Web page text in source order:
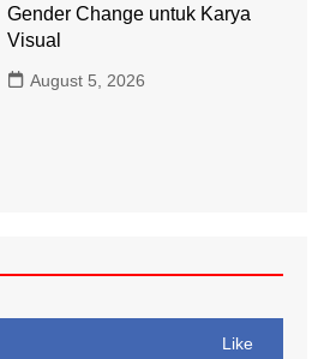
Gender Change untuk Karya
Visual
August 5, 2026
Like